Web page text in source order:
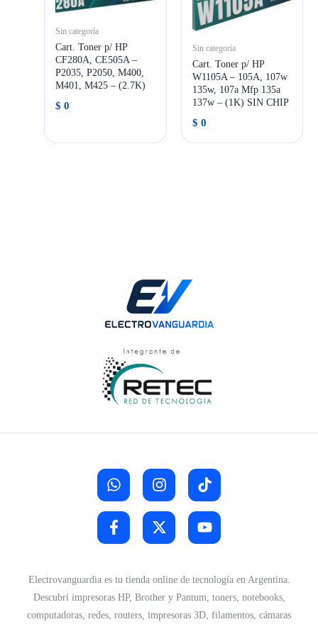
Sin categoría
Cart. Toner p/ HP
CF280A, CE505A –
P2035, P2050, M400,
M401, M425 – (2.7K)
$ 0
Sin categoría
Cart. Toner p/ HP
W1105A – 105A, 107w
135w, 107a Mfp 135a
137w – (1K) SIN CHIP
$ 0
Electrovanguardia es tu tienda online de tecnología en Argentina.
Descubrí impresoras HP, Brother y Pantum, toners, notebooks,
computadoras, redes, routers, impresoras 3D, filamentos, cámaras